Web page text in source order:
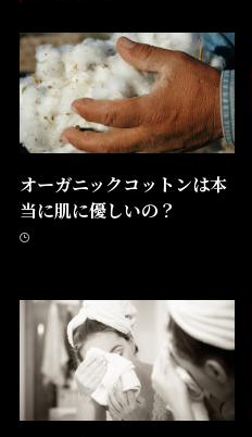
オーガニックコットンは本
当に肌に優しいの？